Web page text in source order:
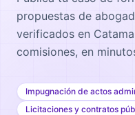
propuestas de
verificados en
comisiones, en
Impugnación de actos
Licitaciones y contratos